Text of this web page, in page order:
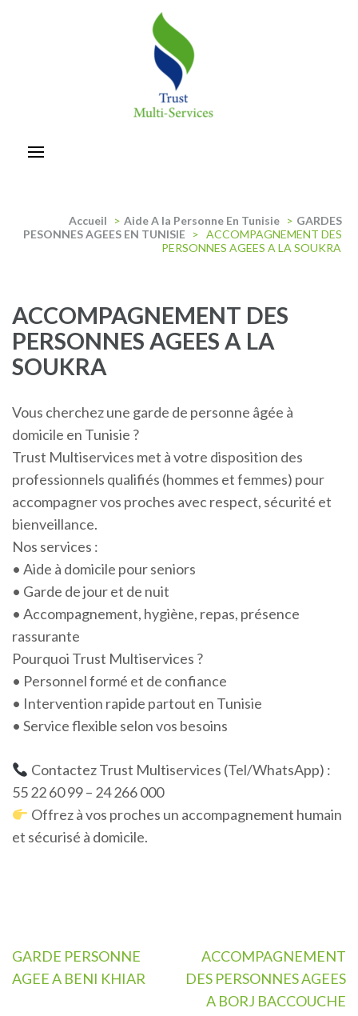
Accueil > Aide A la Personne En Tunisie > GARDES
PESONNES AGEES EN TUNISIE > ACCOMPAGNEMENT DES
PERSONNES AGEES A LA SOUKRA
ACCOMPAGNEMENT DES
PERSONNES AGEES A LA
SOUKRA
Vous cherchez une garde de personne âgée à
domicile en Tunisie ?
Trust Multiservices met à votre disposition des
professionnels qualifiés (hommes et femmes) pour
accompagner vos proches avec respect, sécurité et
bienveillance.
Nos services :
• Aide à domicile pour seniors
• Garde de jour et de nuit
• Accompagnement, hygiène, repas, présence
rassurante
Pourquoi Trust Multiservices ?
• Personnel formé et de confiance
• Intervention rapide partout en Tunisie
• Service flexible selon vos besoins
Contactez Trust Multiservices (Tel/WhatsApp) :
55 22 60 99 – 24 266 000
Offrez à vos proches un accompagnement humain
et sécurisé à domicile.
Navigation
de
GARDE PERSONNE
AGEE A BENI KHIAR
ACCOMPAGNEMENT
DES PERSONNES AGEES
A BORJ BACCOUCHE